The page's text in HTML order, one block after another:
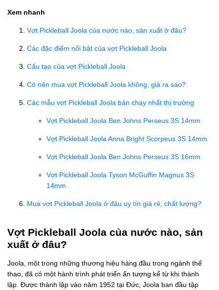
Xem nhanh
Vợt Pickleball Joola của nước nào, sản xuất ở đâu?
Các đặc điểm nổi bật của vợt Pickleball Joola
Cấu tạo của vợt Pickleball Joola
Có nên mua vợt Pickleball Joola không, giá ra sao?
Các mẫu vợt Pickleball Joola bán chạy nhất thị trường
Vợt Pickleball Joola Ben Johns Perseus 3S 14mm
Vợt Pickleball Joola Anna Bright Scorpeus 3S 14mm
Vợt Pickleball Joola Ben Johns Perseus 3S 16mm
Vợt Pickleball Joola Tyson McGuffin Magnus 3S
14mm
Mua vợt Pickleball Joola ở đâu uy tín giá rẻ, chất lượng?
Vợt Pickleball Joola của nước nào, sản
xuất ở đâu?
Joola, một trong những thương hiệu hàng đầu trong ngành thể
thao, đã có một hành trình phát triển ấn tượng kể từ khi thành
lập. Được thành lập vào năm 1952 tại Đức, Joola ban đầu tập